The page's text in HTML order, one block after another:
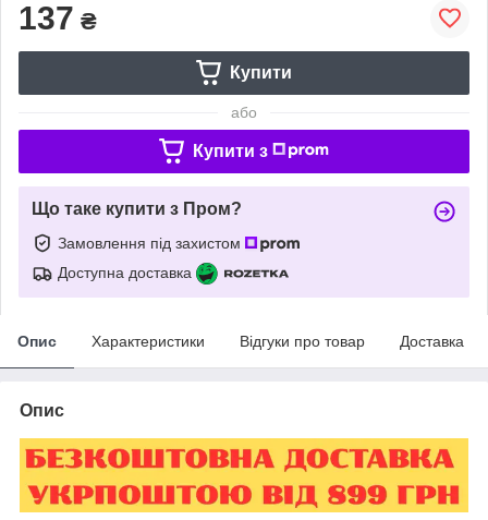
137 ₴
Купити
або
Купити з
Що таке купити з Пром?
Замовлення під захистом
Доступна доставка
Опис Характеристики Відгуки про товар Доставка
Опис